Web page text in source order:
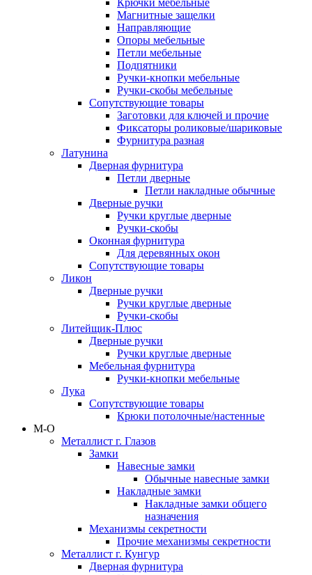
Крючки мебельные
Магнитные защелки
Направляющие
Опоры мебельные
Петли мебельные
Подпятники
Ручки-кнопки мебельные
Ручки-скобы мебельные
Сопутствующие товары
Заготовки для ключей и прочие
Фиксаторы роликовые/шариковые
Фурнитура разная
Латунина
Дверная фурнитура
Петли дверные
Петли накладные обычные
Дверные ручки
Ручки круглые дверные
Ручки-скобы
Оконная фурнитура
Для деревянных окон
Сопутствующие товары
Ликон
Дверные ручки
Ручки круглые дверные
Ручки-скобы
Литейщик-Плюс
Дверные ручки
Ручки круглые дверные
Мебельная фурнитура
Ручки-кнопки мебельные
Лука
Сопутствующие товары
Крюки потолочные/настенные
М-О
Металлист г. Глазов
Замки
Навесные замки
Обычные навесные замки
Накладные замки
Накладные замки общего
назначения
Механизмы секретности
Прочие механизмы секретности
Металлист г. Кунгур
Дверная фурнитура